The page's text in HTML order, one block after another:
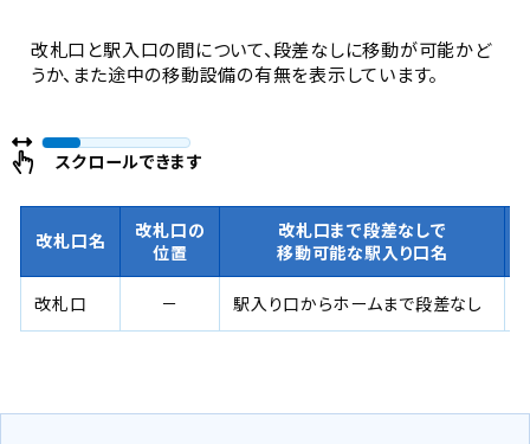
改札口と駅入口の間について、段差なしに移動が可能かど
うか、また途中の移動設備の有無を表示しています。
スクロールできます
改札口名
改札口の
位置
改札口まで段差なしで
移動可能な駅入り口名
改札口 － 駅入り口からホームまで段差なし